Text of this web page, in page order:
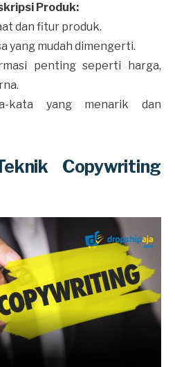
Produk:
dan fitur produk.
yang mudah dimengerti.
penting seperti harga,
kata yang menarik dan
Copywriting